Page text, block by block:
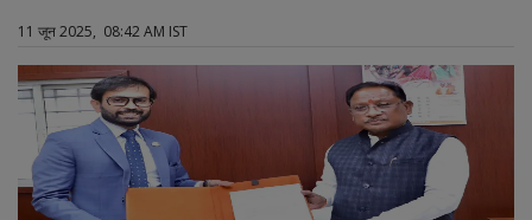
11 जून 2025, 08:42 AM IST